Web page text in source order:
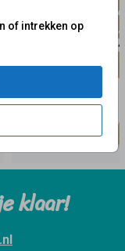
of intrekken op
klaar!